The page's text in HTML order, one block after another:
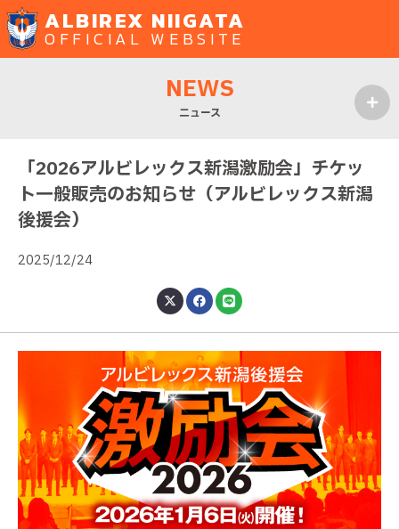
ALBIREX NIIGATA
OFFICIAL WEBSITE
NEWS
ニュース
「2026アルビレックス新潟激励会」チケッ
ト一般販売のお知らせ（アルビレックス新潟
後援会）
2025/12/24